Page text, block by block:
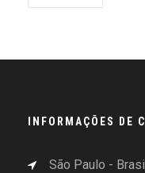
INFORMAÇÕES DE
São Paulo -